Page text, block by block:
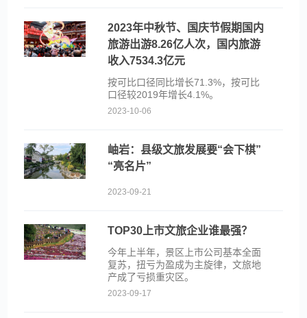
2023年中秋节、国庆节假期国内
旅游出游8.26亿人次，国内旅游
收入7534.3亿元
按可比口径同比增长71.3%，按可比
口径较2019年增长4.1%。
2023-10-06
岫岩：县级文旅发展要“会下棋”
“亮名片”
2023-09-21
TOP30上市文旅企业谁最强？
​今年上半年，景区上市公司基本全面
复苏，扭亏为盈成为主旋律，文旅地
产成了亏损重灾区。
2023-09-17